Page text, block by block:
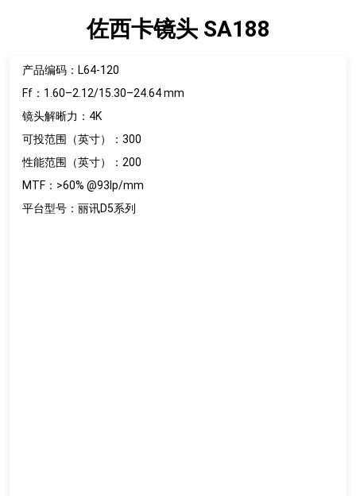
佐西卡镜头 SA188
产品编码：L64-120
Ff：1.60–2.12/15.30–24.64 mm
镜头解晰力：4K
可投范围（英寸）：300
性能范围（英寸）：200
MTF：>60% @93lp/mm
平台型号：丽讯D5系列